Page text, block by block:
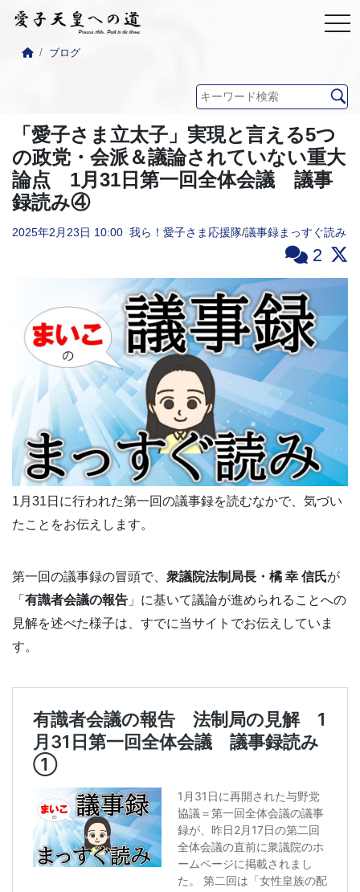
ブログ
「愛子さま立太子」実現と言える5つ
の政党・会派＆議論されていない重大
論点 1月31日第一回全体会議 議事
録読み④
2025年2月23日 10:00 我ら！愛子さま応援隊/議事録まっすぐ読み
2
1月31日に行われた第一回の議事録を読むなかで、気づい
たことをお伝えします。
第一回の議事録の冒頭で、 衆議院法制局長・橘 幸 信氏が
「 有識者会議の報告 」に基いて議論が進められることへの
見解を述べた様子は、すでに当サイトでお伝えしていま
す。